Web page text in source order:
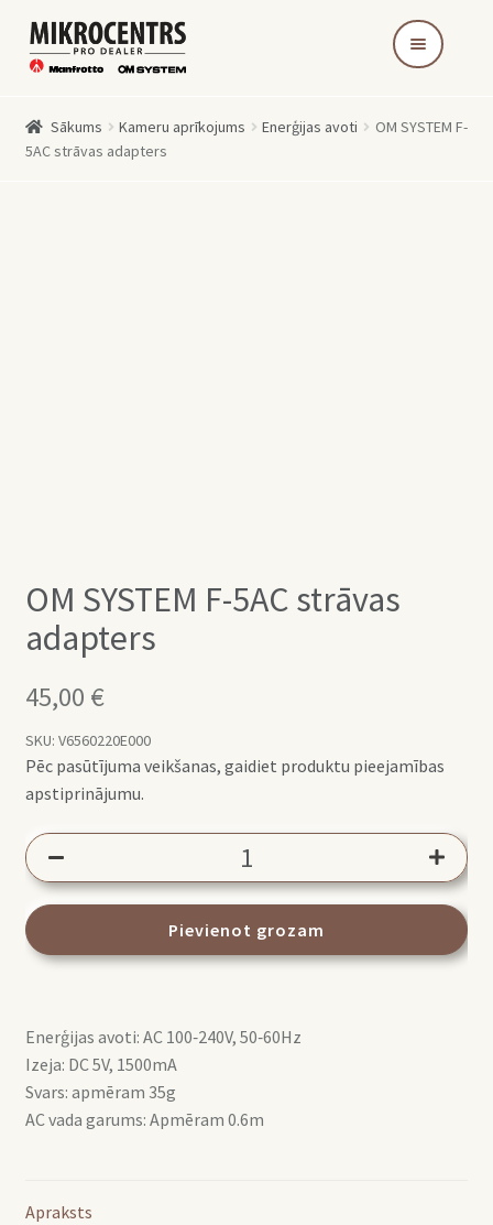
Skip
to
Skip
to
Sākums Kameru aprīkojums Enerģijas avoti
OM SYSTEM F-
5AC strāvas adapters
OM SYSTEM F-5AC strāvas
adapters
45,00 €
SKU: V6560220E000
Pēc pasūtījuma veikšanas, gaidiet produktu pieejamības
apstiprinājumu.
F-
strāvas
Pievienot grozam
Enerģijas avoti: AC 100‑240V, 50‑60Hz
Izeja: DC 5V, 1500mA
Svars: apmēram 35g
AC vada garums: Apmēram 0.6m
Apraksts